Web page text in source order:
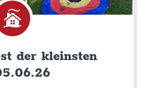
der kleinsten